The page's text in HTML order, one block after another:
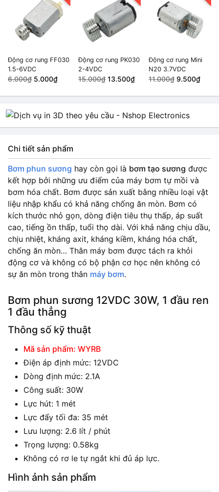
Động cơ rung FF030
1.5-6VDC
6.000₫ 5.000₫
Động cơ rung PK030
2-4VDC
15.000₫ 13.500₫
Động cơ rung Mini
N20 3.7VDC
11.000₫ 9.500₫
Chi tiết sản phẩm
Bơm phun sương hay còn gọi là bơm tạo sương được
kết hợp bởi những ưu điểm của máy bơm tự mồi và
bơm hóa chất. Bơm được sản xuất bằng nhiều loại vật
liệu nhập khẩu có khả năng chống ăn mòn. Bơm có
kích thước nhỏ gọn, dòng điện tiêu thụ thấp, áp suất
cao, tiếng ồn thấp, tuổi thọ dài. Với khả năng chịu dầu,
chịu nhiệt, kháng axit, kháng kiềm, kháng hóa chất,
chống ăn mòn… Thân máy bơm được tách ra khỏi
động cơ và không có bộ phận cơ học nên không có
sự ăn mòn trong thân máy bơm.
Bơm phun sương 12VDC 30W, 1 đầu ren
1 đầu thẳng
Thông số kỹ thuật
Mã sản phẩm: WYRB
Điện áp định mức: 12VDC
Dòng định mức: 2.1A
Công suất: 30W
Lực hút: 1 mét
Lực đẩy tối đa: 35 mét
Lưu lượng: 2.6 lít / phút
Trọng lượng: 0.58kg
Không có rơ le tự ngắt khi đủ áp lực.
Hình ảnh sản phẩm